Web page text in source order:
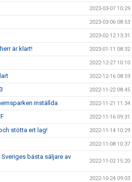
2023-03-07 10:29
2023-03-06 08:53
2023-02-12 13:31
är klart! 2023-01-11 08:32
2022-12-27 10:10
2022-12-16 08:59
2022-11-22 08:45
inställda 2022-11-21 11:34
2022-11-16 09:31
stötta ert lag! 2022-11-14 10:29
2022-11-08 10:37
bästa säljare av
2022-11-02 15:20
2022-10-24 09:03